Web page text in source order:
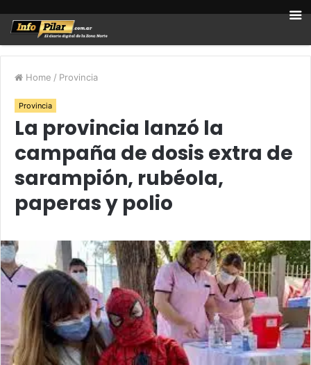
Home / Provincia
Provincia
La provincia lanzó la
campaña de dosis extra de
sarampión, rubéola,
paperas y polio